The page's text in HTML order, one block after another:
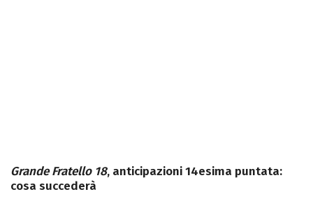
Grande Fratello 18, anticipazioni 14esima puntata:
cosa succederà